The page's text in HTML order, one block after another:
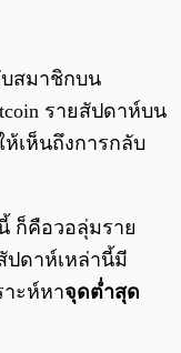
สมาชิกบน
รายสัปดาห์บน
ห้เห็นถึงการกลับ
ก็คือวอลุ่มราย
ปดาห์เหล่านี้มี
าะห์หาจุดต่ำสุด